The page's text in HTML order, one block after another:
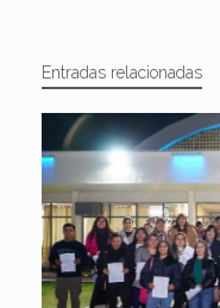
Entradas relacionadas